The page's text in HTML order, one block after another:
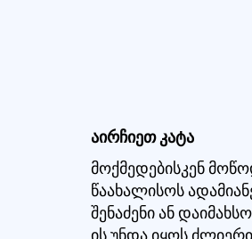
აირჩიეთ კატა
მოქმედებისკენ
წაახალისოს
შენაძენი ან